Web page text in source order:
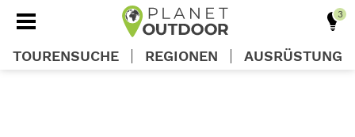
TOURENSUCHE REGIONEN AUSRÜSTUNG